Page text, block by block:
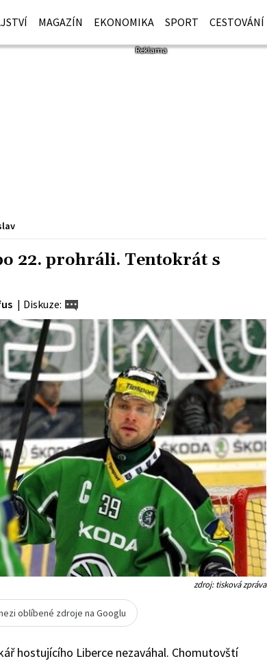
MAGAZÍN EKONOMIKA SPORT CESTOVÁNÍ
22. prohráli. Tentokrát s
| Diskuze:
zdroj: tisková zpráva
oblíbené zdroje na Googlu
hostujícího Liberce nezaváhal. Chomutovští